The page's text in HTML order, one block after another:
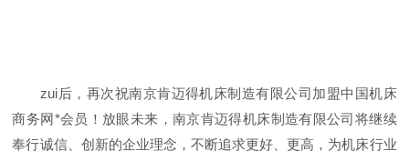
zui后，再次祝南京肯迈得机床制造有限公司加盟中国机床
商务网*会员！放眼未来，南京肯迈得机床制造有限公司将继续
奉行诚信、创新的企业理念，不断追求更好、更高，为机床行业